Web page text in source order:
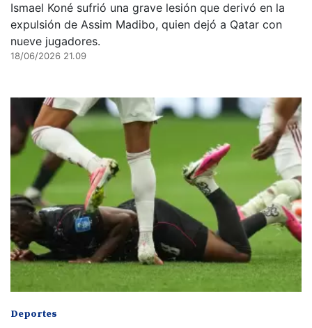
Ismael Koné sufrió una grave lesión que derivó en la
expulsión de Assim Madibo, quien dejó a Qatar con
nueve jugadores.
18/06/2026 21.09
Deportes